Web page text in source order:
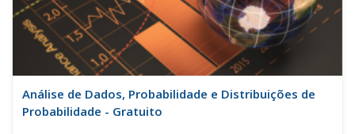
Análise de Dados, Probabilidade e Distribuições de
Probabilidade - Gratuito